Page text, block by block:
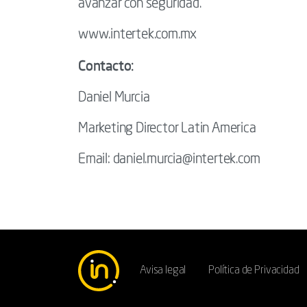
avanzar con seguridad.
www.intertek.com.mx
Contacto:
Daniel Murcia
Marketing Director Latin America
Email: daniel.murcia@intertek.com
Avisa legal Política de Privacidad